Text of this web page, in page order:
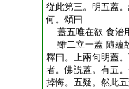
從此第三。明五蓋
何。頌曰
蓋五唯在欲 食治
雖二立一蓋 隨蘊
釋曰。上兩句明蓋
者。佛説蓋。有五
掉悔。五疑。然此